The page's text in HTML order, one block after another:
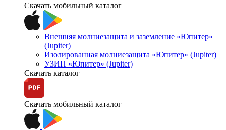
Скачать мобильный каталог
Внешняя молниезащита и заземление «Юпитер»
(Jupiter)
Изолированная молниезащита «Юпитер» (Jupiter)
УЗИП «Юпитер» (Jupiter)
Скачать каталог
Скачать мобильный каталог